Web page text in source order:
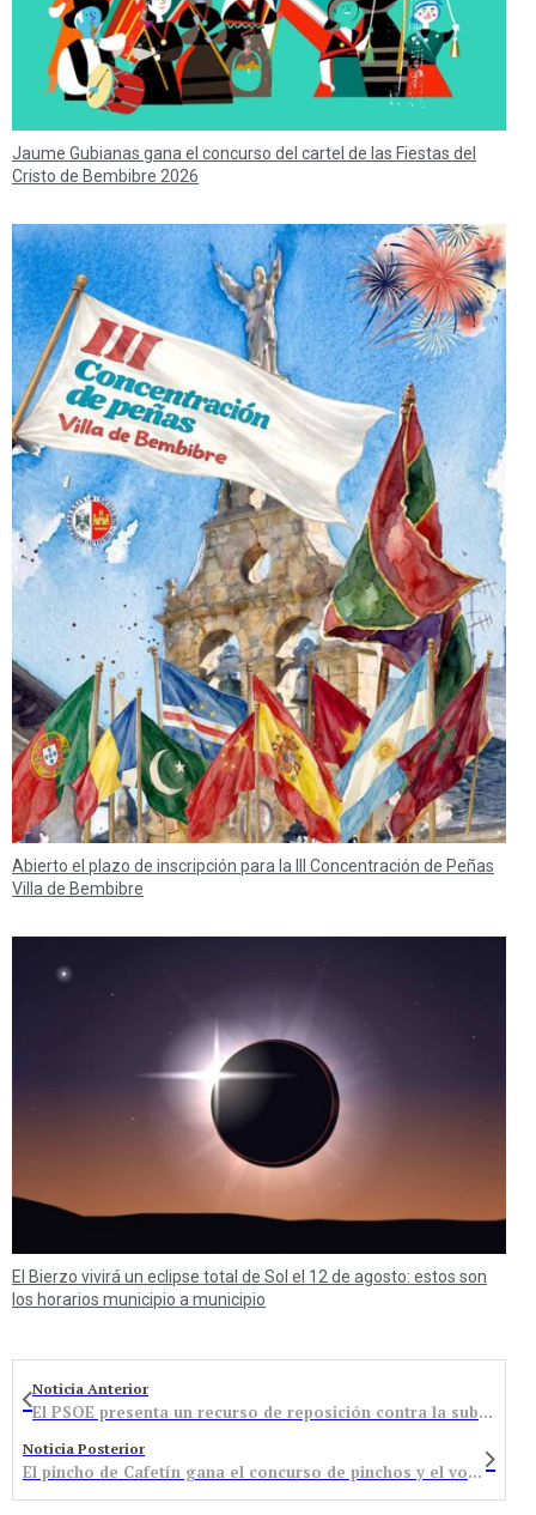
Jaume Gubianas gana el concurso del cartel de las Fiestas del
Cristo de Bembibre 2026
Abierto el plazo de inscripción para la III Concentración de Peñas
Villa de Bembibre
El Bierzo vivirá un eclipse total de Sol el 12 de agosto: estos son
los horarios municipio a municipio
Noticia Anterior
El PSOE presenta un recurso de reposición contra la subida del agua por una alegación sin responder
Noticia Posterior
El pincho de Cafetín gana el concurso de pinchos y el voto popular se decanta por el Cameo